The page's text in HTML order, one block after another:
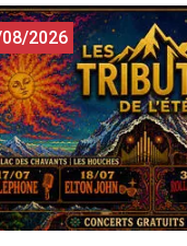
2026